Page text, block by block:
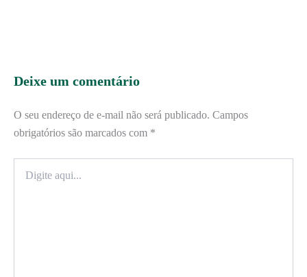
Deixe um comentário
O seu endereço de e-mail não será publicado. Campos
obrigatórios são marcados com *
aqui...